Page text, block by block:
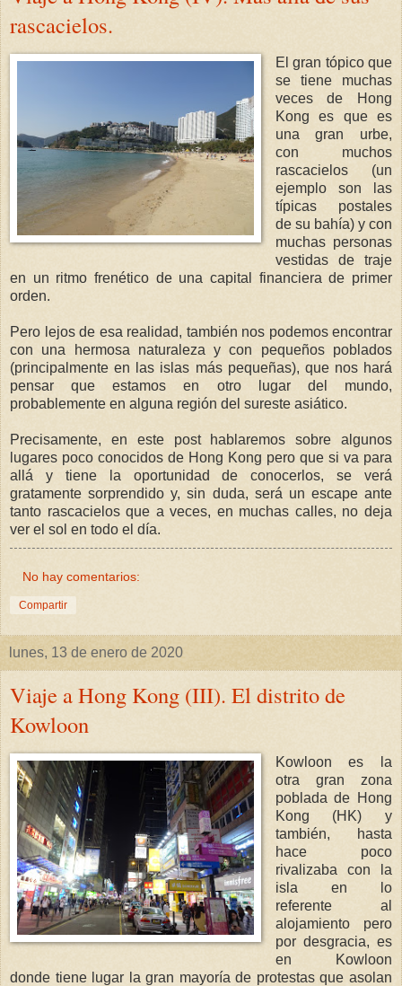
rascacielos.
El gran tópico que
se tiene muchas
veces de Hong
Kong es que es
una gran urbe,
con muchos
rascacielos (un
ejemplo son las
típicas postales
de su bahía) y con
muchas personas
vestidas de traje
en un ritmo frenético de una capital financiera de primer
orden.
Pero lejos de esa realidad, también nos podemos encontrar
con una hermosa naturaleza y con pequeños poblados
(principalmente en las islas más pequeñas), que nos hará
pensar que estamos en otro lugar del mundo,
probablemente en alguna región del sureste asiático.
Precisamente, en este post hablaremos sobre algunos
lugares poco conocidos de Hong Kong pero que si va para
allá y tiene la oportunidad de conocerlos, se verá
gratamente sorprendido y, sin duda, será un escape ante
tanto rascacielos que a veces, en muchas calles, no deja
ver el sol en todo el día.
No hay comentarios:
Compartir
lunes, 13 de enero de 2020
Viaje a Hong Kong (III). El distrito de
Kowloon
Kowloon es la
otra gran zona
poblada de Hong
Kong (HK) y
también, hasta
hace poco
rivalizaba con la
isla en lo
referente al
alojamiento pero
por desgracia, es
en Kowloon
donde tiene lugar la gran mayoría de protestas que asolan